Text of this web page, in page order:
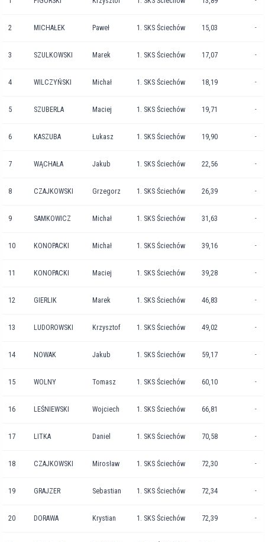
2 MICHAŁEK Paweł 1. SKS Ściechów 15,03 -
3 SZULKOWSKI Marek 1. SKS Ściechów 17,07 -
4 WILCZYŃSKI Michał 1. SKS Ściechów 18,19 -
5 SZUBERLA Maciej 1. SKS Ściechów 19,71 -
6 KASZUBA Łukasz 1. SKS Ściechów 19,90 -
7 WĄCHAŁA Jakub 1. SKS Ściechów 22,56 -
8 CZAJKOWSKI Grzegorz 1. SKS Ściechów 26,39 -
9 SAMKOWICZ Michał 1. SKS Ściechów 31,63 -
10 KONOPACKI Michał 1. SKS Ściechów 39,16 -
11 KONOPACKI Maciej 1. SKS Ściechów 39,28 -
12 GIERLIK Marek 1. SKS Ściechów 46,83 -
13 LUDOROWSKI Krzysztof 1. SKS Ściechów 49,02 -
14 NOWAK Jakub 1. SKS Ściechów 59,17 -
15 WOLNY Tomasz 1. SKS Ściechów 60,10 -
16 LEŚNIEWSKI Wojciech 1. SKS Ściechów 66,81 -
17 LITKA Daniel 1. SKS Ściechów 70,58 -
18 CZAJKOWSKI Mirosław 1. SKS Ściechów 72,30 -
19 GRAJZER Sebastian 1. SKS Ściechów 72,34 -
20 DORAWA Krystian 1. SKS Ściechów 72,39 -